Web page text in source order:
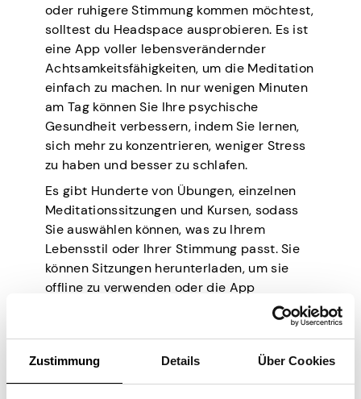
Zustimmung Details Über Cookies
oder ruhigere Stimmung kommen möchtest,
solltest du Headspace ausprobieren. Es ist
eine App voller lebensverändernder
Achtsamkeitsfähigkeiten, um die Meditation
einfach zu machen. In nur wenigen Minuten
am Tag können Sie Ihre psychische
Gesundheit verbessern, indem Sie lernen,
sich mehr zu konzentrieren, weniger Stress
zu haben und besser zu schlafen.
Es gibt Hunderte von Übungen, einzelnen
Meditationssitzungen und Kursen, sodass
Sie auswählen können, was zu Ihrem
Lebensstil oder Ihrer Stimmung passt. Sie
können Sitzungen herunterladen, um sie
offline zu verwenden oder die App
unterwegs auf Ihrem Handy oder Tablet
anzuhören. Sie können es auch auf Ihrem
Headspace-Sitzung jederzeit abspielen.